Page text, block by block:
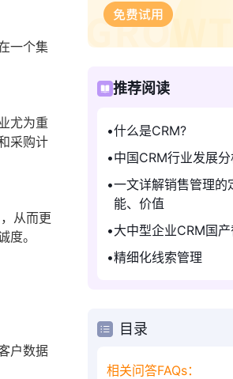
一个集
尤为重
采购计
从而更
。
户数据
推荐阅读
什么是CRM?
中国CRM行业发展
一文详解销售管理的
能、价值
大中型企业CRM国
精细化线索管理
目录
相关问答FAQs：